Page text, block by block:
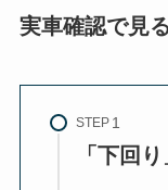
実車確認で見
STEP
「下回